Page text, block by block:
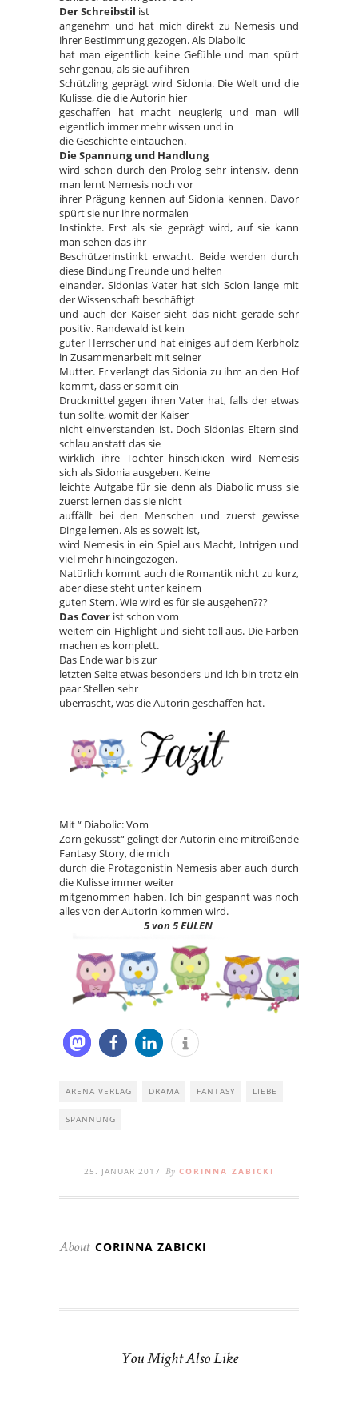
Der Schreibstil ist
angenehm und hat mich direkt zu Nemesis und
ihrer Bestimmung gezogen. Als Diabolic
hat man eigentlich keine Gefühle und man spürt
sehr genau, als sie auf ihren
Schützling geprägt wird Sidonia. Die Welt und die
Kulisse, die die Autorin hier
geschaffen hat macht neugierig und man will
eigentlich immer mehr wissen und in
die Geschichte eintauchen.
Die Spannung und Handlung
wird schon durch den Prolog sehr intensiv, denn
man lernt Nemesis noch vor
ihrer Prägung kennen auf Sidonia kennen. Davor
spürt sie nur ihre normalen
Instinkte. Erst als sie geprägt wird, auf sie kann
man sehen das ihr
Beschützerinstinkt erwacht. Beide werden durch
diese Bindung Freunde und helfen
einander. Sidonias Vater hat sich Scion lange mit
der Wissenschaft beschäftigt
und auch der Kaiser sieht das nicht gerade sehr
positiv. Randewald ist kein
guter Herrscher und hat einiges auf dem Kerbholz
in Zusammenarbeit mit seiner
Mutter. Er verlangt das Sidonia zu ihm an den Hof
kommt, dass er somit ein
Druckmittel gegen ihren Vater hat, falls der etwas
tun sollte, womit der Kaiser
nicht einverstanden ist. Doch Sidonias Eltern sind
schlau anstatt das sie
wirklich ihre Tochter hinschicken wird Nemesis
sich als Sidonia ausgeben. Keine
leichte Aufgabe für sie denn als Diabolic muss sie
zuerst lernen das sie nicht
auffällt bei den Menschen und zuerst gewisse
Dinge lernen. Als es soweit ist,
wird Nemesis in ein Spiel aus Macht, Intrigen und
viel mehr hineingezogen.
Natürlich kommt auch die Romantik nicht zu kurz,
aber diese steht unter keinem
guten Stern. Wie wird es für sie ausgehen???
Das Cover ist schon vom
weitem ein Highlight und sieht toll aus. Die Farben
machen es komplett.
Das Ende war bis zur
letzten Seite etwas besonders und ich bin trotz ein
paar Stellen sehr
überrascht, was die Autorin geschaffen hat.
Mit “ Diabolic: Vom
Zorn geküsst“ gelingt der Autorin eine mitreißende
Fantasy Story, die mich
durch die Protagonistin Nemesis aber auch durch
die Kulisse immer weiter
mitgenommen haben. Ich bin gespannt was noch
alles von der Autorin kommen wird.
5 von 5 EULEN
ARENA VERLAG DRAMA FANTASY LIEBE
SPANNUNG
25. JANUAR 2017 By CORINNA ZABICKI
About CORINNA ZABICKI
You Might Also Like